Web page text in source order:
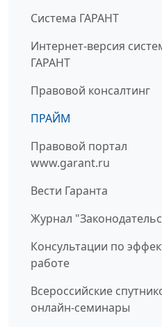
Система ГАРАНТ
Интернет-версия
ГАРАНТ
Правовой консалтинг
ПРАЙМ
Правовой портал
www.garant.ru
Вести Гаранта
Журнал
Консультации по
работе
Всероссийские
онлайн-семинары